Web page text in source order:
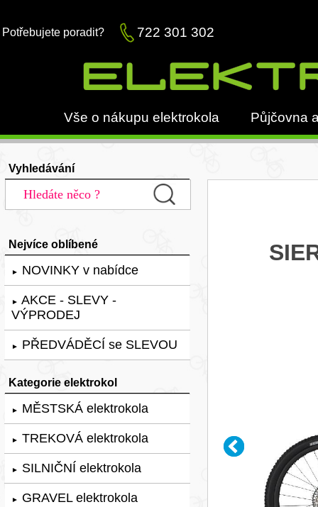
Potřebujete poradit? 722 301 302
Vše o nákupu elektrokola Půjčovna
Vyhledávání
Nejvíce oblíbené
► NOVINKY v nabídce
► AKCE - SLEVY -
VÝPRODEJ
► PŘEDVÁDĚCÍ se SLEVOU
Kategorie elektrokol
► MĚSTSKÁ elektrokola
► TREKOVÁ elektrokola
► SILNIČNÍ elektrokola
► GRAVEL elektrokola